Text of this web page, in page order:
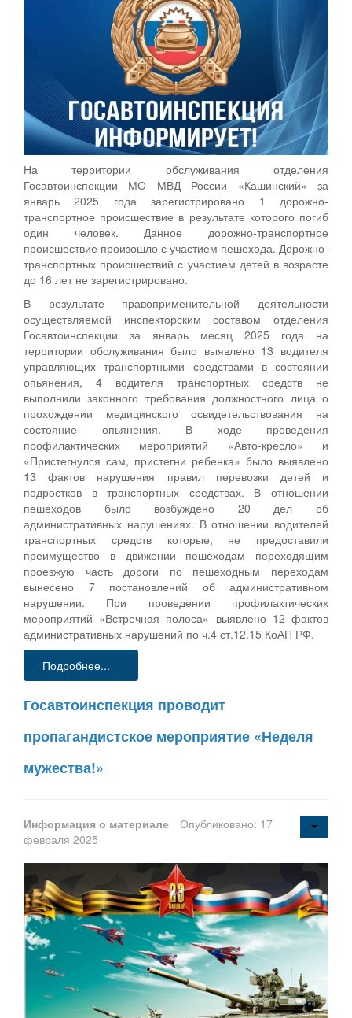
На территории обслуживания отделения
Госавтоинспекции МО МВД России «Кашинский» за
январь 2025 года зарегистрировано 1 дорожно-
транспортное происшествие в результате которого погиб
один человек. Данное дорожно-транспортное
происшествие произошло с участием пешехода. Дорожно-
транспортных происшествий с участием детей в возрасте
до 16 лет не зарегистрировано.
В результате правоприменительной деятельности
осуществляемой инспекторским составом отделения
Госавтоинспекции за январь месяц 2025 года на
территории обслуживания было выявлено 13 водителя
управляющих транспортными средствами в состоянии
опьянения, 4 водителя транспортных средств не
выполнили законного требования должностного лица о
прохождении медицинского освидетельствования на
состояние опьянения. В ходе проведения
профилактических мероприятий «Авто-кресло» и
«Пристегнулся сам, пристегни ребенка» было выявлено
13 фактов нарушения правил перевозки детей и
подростков в транспортных средствах. В отношении
пешеходов было возбуждено 20 дел об
административных нарушениях. В отношении водителей
транспортных средств которые, не предоставили
преимущество в движении пешеходам переходящим
проезжую часть дороги по пешеходным переходам
вынесено 7 постановлений об административном
нарушении. При проведении профилактических
мероприятий «Встречная полоса» выявлено 12 фактов
административных нарушений по ч.4 ст.12.15 КоАП РФ.
Подробнее...
Госавтоинспекция проводит
пропагандистское мероприятие «Неделя
мужества!»
Информация о материале
Опубликовано: 17
февраля 2025